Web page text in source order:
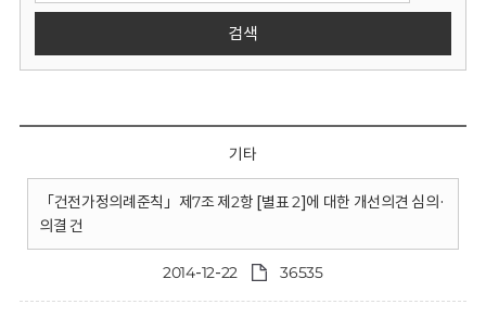
검색
기타
「건전가정의례준칙」제7조 제2항 [별표 2]에 대한 개선의견 심의·
의결 건
2014-12-22 36535